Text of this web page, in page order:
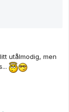
utålmodig, men